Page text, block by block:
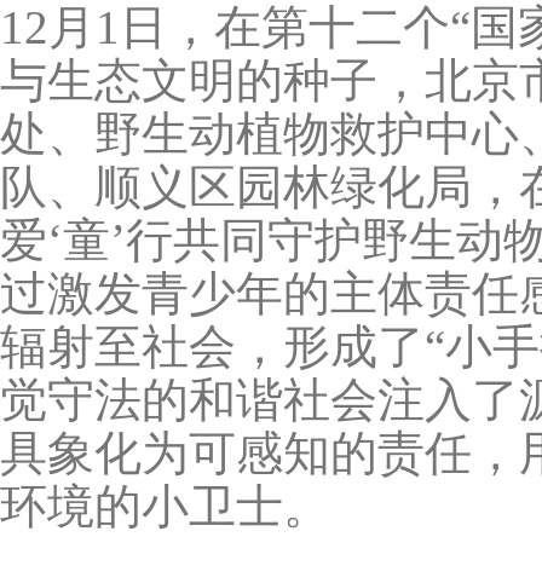
12月1日，在第十二个‌‌“
与生态文明的种子，北京
处、野生动植物救护中心
队、顺义区园林绿化局
爱‘童’行共同守护野生动
过激发青少年的主体责任
辐射至社会，形成了“小
觉守法的和谐社会注入
具象化为可感知的责任，
环境的小卫士。